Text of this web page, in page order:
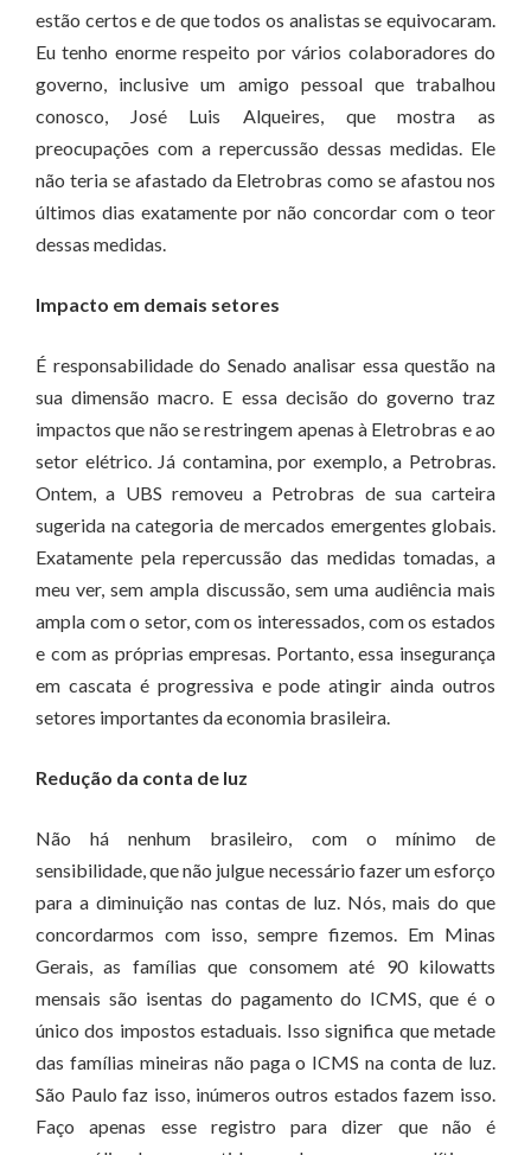
estão certos e de que todos os analistas se equivocaram.
Eu tenho enorme respeito por vários colaboradores do
governo, inclusive um amigo pessoal que trabalhou
conosco, José Luis Alqueires, que mostra as
preocupações com a repercussão dessas medidas. Ele
não teria se afastado da Eletrobras como se afastou nos
últimos dias exatamente por não concordar com o teor
dessas medidas.
Impacto em demais setores
É responsabilidade do Senado analisar essa questão na
sua dimensão macro. E essa decisão do governo traz
impactos que não se restringem apenas à Eletrobras e ao
setor elétrico. Já contamina, por exemplo, a Petrobras.
Ontem, a UBS removeu a Petrobras de sua carteira
sugerida na categoria de mercados emergentes globais.
Exatamente pela repercussão das medidas tomadas, a
meu ver, sem ampla discussão, sem uma audiência mais
ampla com o setor, com os interessados, com os estados
e com as próprias empresas. Portanto, essa insegurança
em cascata é progressiva e pode atingir ainda outros
setores importantes da economia brasileira.
Redução da conta de luz
Não há nenhum brasileiro, com o mínimo de
sensibilidade, que não julgue necessário fazer um esforço
para a diminuição nas contas de luz. Nós, mais do que
concordarmos com isso, sempre fizemos. Em Minas
Gerais, as famílias que consomem até 90 kilowatts
mensais são isentas do pagamento do ICMS, que é o
único dos impostos estaduais. Isso significa que metade
das famílias mineiras não paga o ICMS na conta de luz.
São Paulo faz isso, inúmeros outros estados fazem isso.
Faço apenas esse registro para dizer que não é